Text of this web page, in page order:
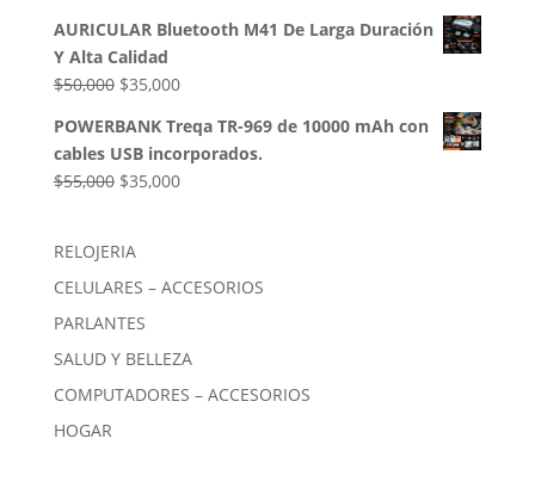
AURICULAR Bluetooth M41 De Larga Duración
Y Alta Calidad
$50,000 El
original
era:
$50,000.
$35,000El
actual
es:
$35,000.
POWERBANK Treqa TR-969 de 10000 mAh con
cables USB incorporados.
$55,000 El
era:
$55,000.
$35,000El
$35,000.
RELOJERIA
CELULARES – ACCESORIOS
PARLANTES
SALUD Y BELLEZA
COMPUTADORES – ACCESORIOS
HOGAR